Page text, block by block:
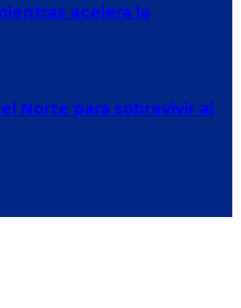
acelera la
Norte para sobrevivir al